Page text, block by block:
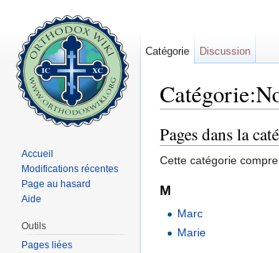
Pages dans la
Cette catégorie
M
Marc
Marie
Catégorie Discussion
Accueil
Modifications récentes
Page au hasard
Aide
Outils
Pages liées